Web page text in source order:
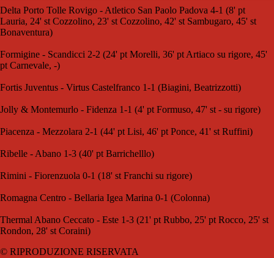
Delta Porto Tolle Rovigo - Atletico San Paolo Padova 4-1 (8' pt
Lauria, 24' st Cozzolino, 23' st Cozzolino, 42' st Sambugaro, 45' st
Bonaventura)
Formigine - Scandicci 2-2 (24' pt Morelli, 36' pt Artiaco su rigore, 45'
pt Carnevale, -)
Fortis Juventus - Virtus Castelfranco 1-1 (Biagini, Beatrizzotti)
Jolly & Montemurlo - Fidenza 1-1 (4' pt Formuso, 47' st - su rigore)
Piacenza - Mezzolara 2-1 (44' pt Lisi, 46' pt Ponce, 41' st Ruffini)
Ribelle - Abano 1-3 (40' pt Barrichelllo)
Rimini - Fiorenzuola 0-1 (18' st Franchi su rigore)
Romagna Centro - Bellaria Igea Marina 0-1 (Colonna)
Thermal Abano Ceccato - Este 1-3 (21' pt Rubbo, 25' pt Rocco, 25' st
Rondon, 28' st Coraini)
© RIPRODUZIONE RISERVATA